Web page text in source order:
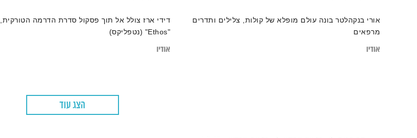
אורי בנקהלטר בונה עולם מופלא של קולות, צלילים ותדרים
מרפאים
אודיו
דידי ארז צולל אל תוך פסקול סדרת הדרמה הטורקית,
"Ethos" (נטפליקס)
אודיו
הצג עוד